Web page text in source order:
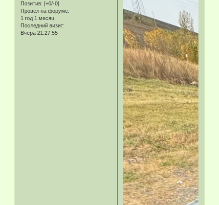
Позитив: [+0/-0]
Провел на форуме:
1 год 1 месяц
Последний визит:
Вчера 21:27:55